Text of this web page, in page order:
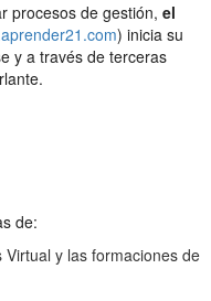
procesos de gestión, el
) inicia su
y a través de terceras
de:
y las formaciones de